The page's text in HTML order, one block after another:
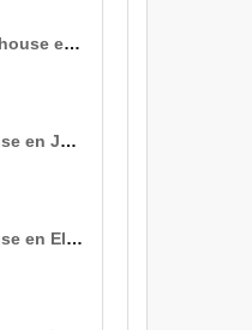
Excelente Penthouse en Venta de Oportunidad en Bella Vista en un Oasis de Confort ID 2107
Vendo Penthouse en Juan Dolio , San Pedro De Macorís, ID 2420
Vendo Penthouse en El Portillo , Las Terrenas , 3 habs. , 3 baños , 1 parqueo , RD$ 495,000.00